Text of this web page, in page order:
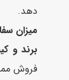
دهد.
میزان
برند و
فروش